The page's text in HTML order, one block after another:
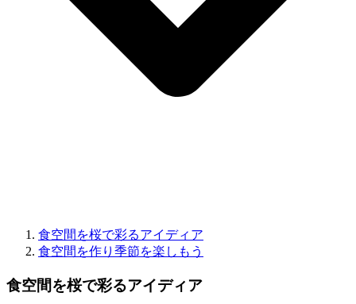
食空間を桜で彩るアイディア
食空間を作り季節を楽しもう
食空間を桜で彩るアイディア